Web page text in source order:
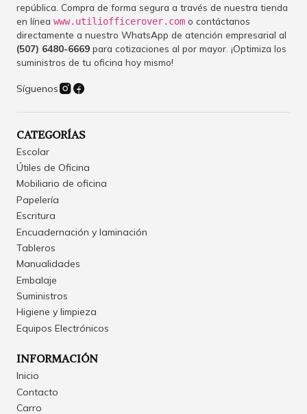
república. Compra de forma segura a través de nuestra tienda
en línea www.utiliofficerover.com o contáctanos
directamente a nuestro WhatsApp de atención empresarial al
(507) 6480-6669 para cotizaciones al por mayor. ¡Optimiza los
suministros de tu oficina hoy mismo!
Síguenos
CATEGORÍAS
Escolar
Útiles de Oficina
Mobiliario de oficina
Papelería
Escritura
Encuadernación y laminación
Tableros
Manualidades
Embalaje
Suministros
Higiene y limpieza
Equipos Electrónicos
INFORMACIÓN
Inicio
Contacto
Carro